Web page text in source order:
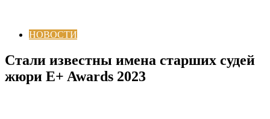
НОВОСТИ
Стали известны имена старших судей
жюри E+ Awards 2023